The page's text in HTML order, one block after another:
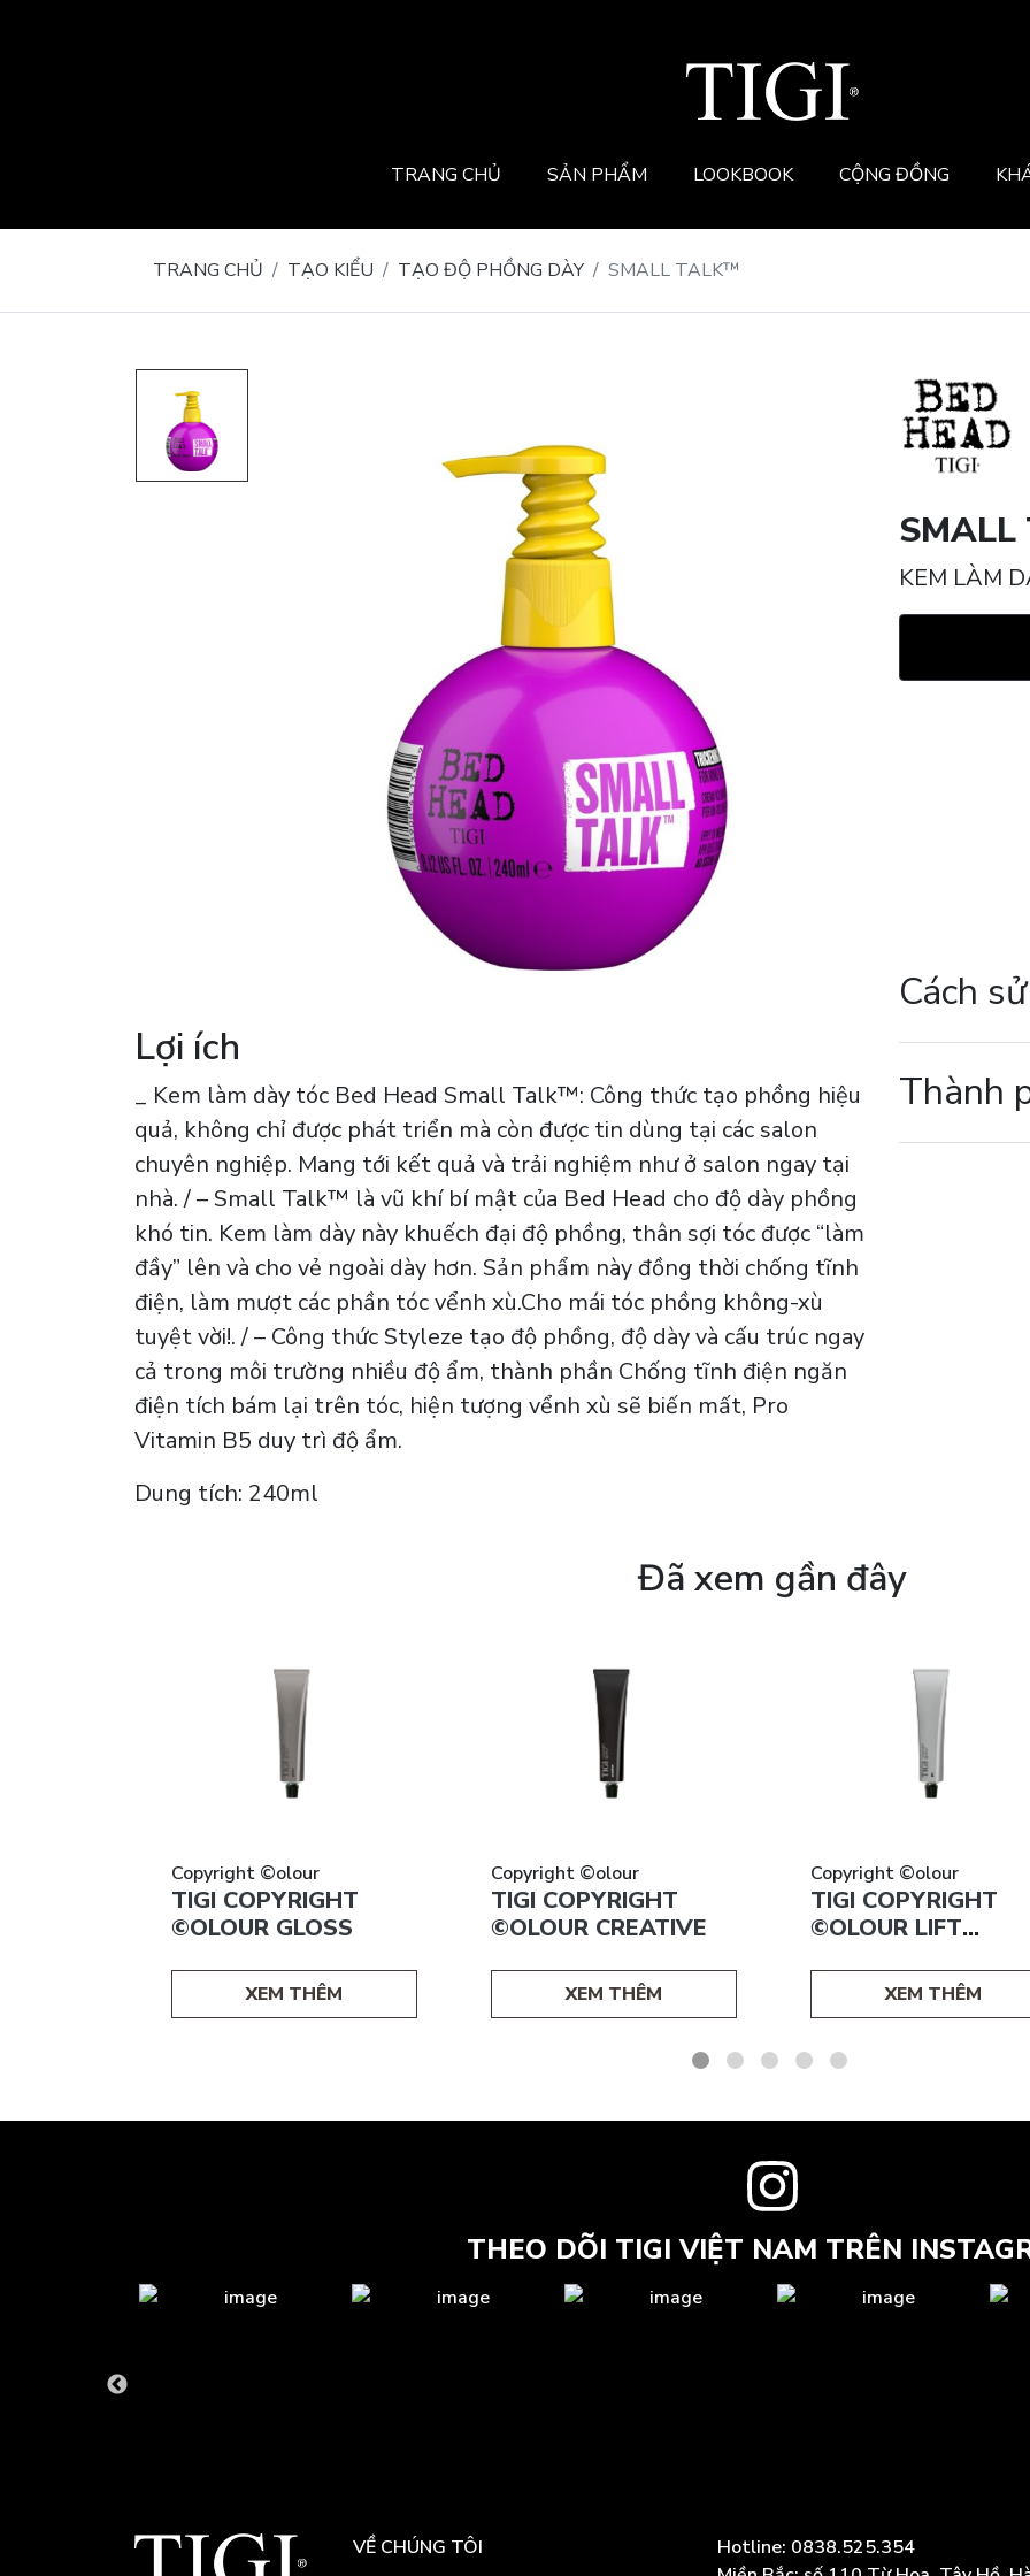
TRANG CHỦ SẢN PHẨM LOOKBOOK CỘNG ĐỒNG
TRANG CHỦ TẠO KIỂU TẠO ĐỘ PHỒNG DÀY SMALL TALK™
KEM LÀM
Lợi ích
_ Kem làm dày tóc Bed Head Small Talk™: Công thức tạo phồng hiệu
quả, không chỉ được phát triển mà còn được tin dùng tại các salon
chuyên nghiệp. Mang tới kết quả và trải nghiệm như ở salon ngay tại
nhà. / – Small Talk™ là vũ khí bí mật của Bed Head cho độ dày phồng
khó tin. Kem làm dày này khuếch đại độ phồng, thân sợi tóc được “làm
đầy” lên và cho vẻ ngoài dày hơn. Sản phẩm này đồng thời chống tĩnh
điện, làm mượt các phần tóc vểnh xù.Cho mái tóc phồng không-xù
tuyệt vời!. / – Công thức Styleze tạo độ phồng, độ dày và cấu trúc ngay
cả trong môi trường nhiều độ ẩm, thành phần Chống tĩnh điện ngăn
điện tích bám lại trên tóc, hiện tượng vểnh xù sẽ biến mất, Pro
Vitamin B5 duy trì độ ẩm.
Dung tích: 240ml
Cách
Thành
Đã xem gần đây
Copyright ©olour
TIGI COPYRIGHT
©OLOUR GLOSS
XEM THÊM
Copyright ©olour
TIGI COPYRIGHT
©OLOUR CREATIVE
XEM THÊM
Copyright ©olour
TIGI COPYRIGHT
©OLOUR LIFT
XEM THÊM
THEO DÕI TIGI VIỆT NAM TRÊN
VỀ CHÚNG TÔI
Hotline: 0838.525.354